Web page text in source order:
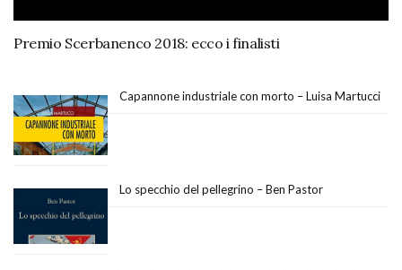
Premio Scerbanenco 2018: ecco i finalisti
Capannone industriale con morto – Luisa Martucci
Lo specchio del pellegrino – Ben Pastor